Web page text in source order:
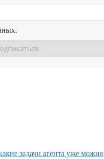
задачи агента уже можно